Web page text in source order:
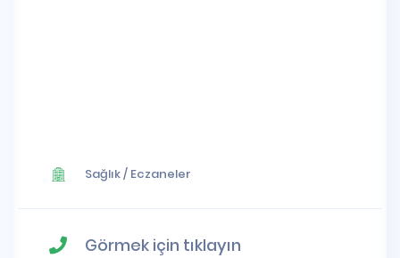
Sağlık/ Eczaneler
Görmek için tıklayın